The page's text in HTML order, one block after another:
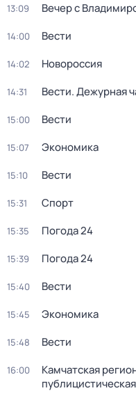
13:09 Вечер с
14:00 Вести
14:02 Новороссия
14:31 Вести. Дежурная
15:00 Вести
15:07 Экономика
15:10 Вести
15:31 Спорт
15:35 Погода 24
15:39 Погода 24
15:40 Вести
15:45 Экономика
15:48 Вести
16:00
Камчатская